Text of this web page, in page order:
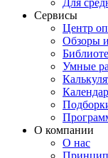
Для
Сервисы
Центр
Обзоры
Умные
О компании
О нас